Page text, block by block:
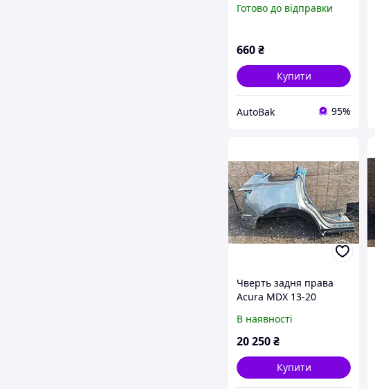
задняя ліва honda civic
Готово до відправки
660₴
Купити
AutoBak 95%
Чверть задня права
Acura MDX 13-20
В наявності
20 250₴
Купити